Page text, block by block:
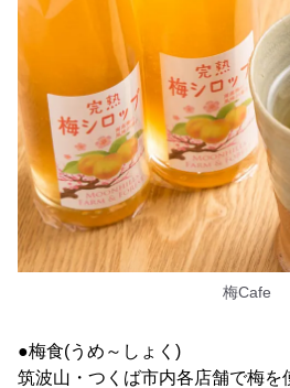
梅Cafe
●梅食(うめ～しょく)
筑波山・つくば市内各店舗で梅を